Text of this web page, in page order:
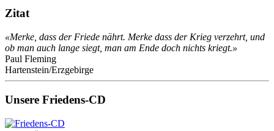
Zitat
«Merke, dass der Friede nährt. Merke dass der Krieg verzehrt, und
ob man auch lange siegt, man am Ende doch nichts kriegt.»
Paul Fleming
Hartenstein/Erzgebirge
Unsere Friedens-CD